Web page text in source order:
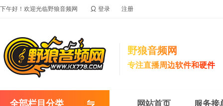
下午好！欢迎光临野狼音频网  登录 注册
野狼音频网
专注直播周边软件和硬件
全部栏目分类 网站首页 服务接